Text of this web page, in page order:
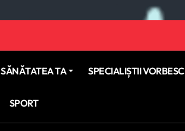
SĂNĂTATEA TA SPECIALIȘTII VORBESC
SPORT